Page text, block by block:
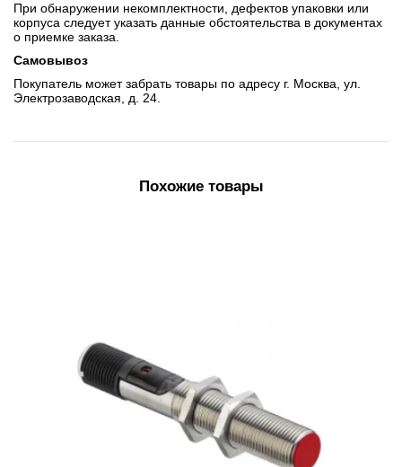
При обнаружении некомплектности, дефектов упаковки или
корпуса следует указать данные обстоятельства в документах
о приемке заказа.
Самовывоз
Покупатель может забрать товары по адресу г. Москва, ул.
Электрозаводская, д. 24.
Похожие товары